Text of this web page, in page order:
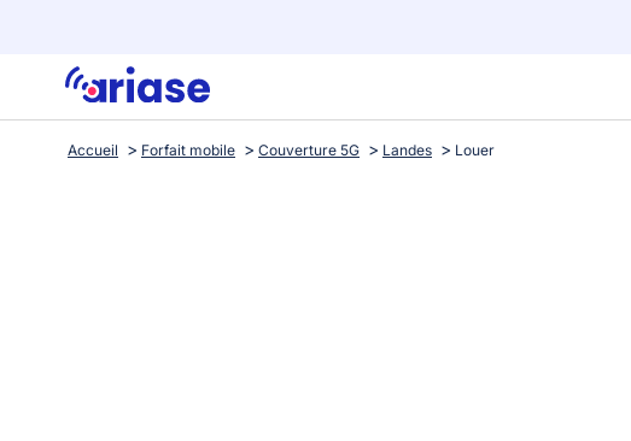
Accueil Forfait mobile Couverture 5G Landes Louer